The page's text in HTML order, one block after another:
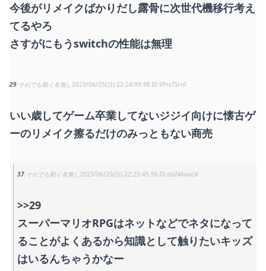
今後がリメイクばかりだし露骨に次世代機移行考え
てるやろ
さすがにもうswitchの性能は無理
29 それでも動く名無し2023/06/25(日) 22:24:09.98 VPrvTSl+0
いい歳してゲーム卒業してないジジイ向けに懐古ゲ
ーのリメイク擦るだけのみっともない商売
37 それでも動く名無し2023/06/25(日) 22:25:45.56 ooZ46aucd
>>29
スーパーマリオRPGはネットなどでネタになって
ることがよくあるから知識として触りたいキッズ
はいるんちゃうかなー